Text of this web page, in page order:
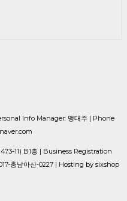
Info Manager: 맹대주 | Phone
11) B1층 | Business Registration
충남아산-0227 | Hosting by sixshop